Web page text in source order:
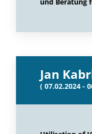
Jan
( 07.02.2024 -